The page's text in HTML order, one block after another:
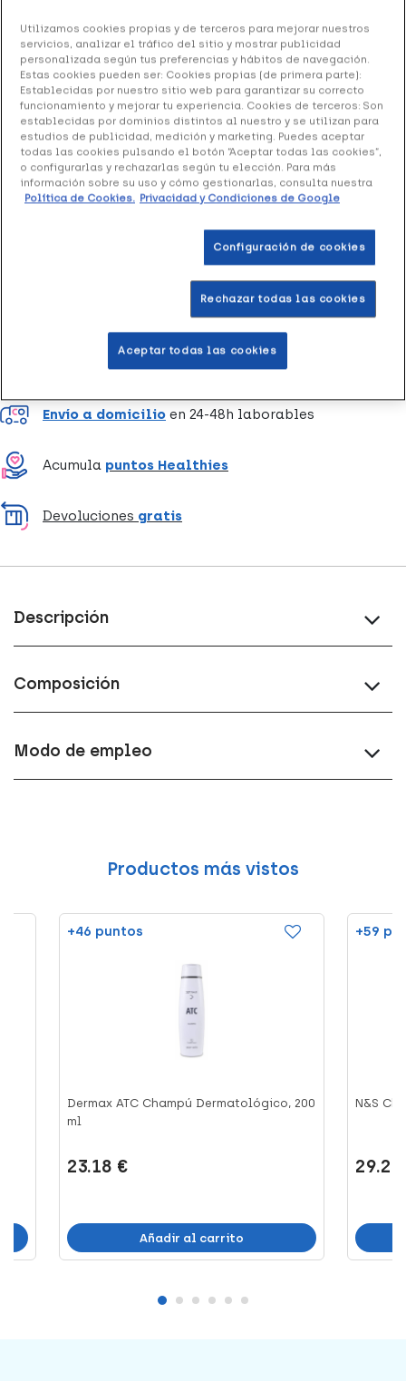
Sebacur DS Champú Anticaspa Intensivo, 125 ml
15.99 €
+ 32 puntos Healthies
Sebacur DS Champú Anti-Caspa Intensivo ha sido
formulado para el tratamiento de los estados
Envío a domicilio en 24-48h laborables
Acumula puntos Healthies
Devoluciones gratis
Descripción
Composición
Modo de empleo
Productos más vistos
+46 puntos
Dermax ATC Champú Dermatológico, 200
ml
23.18 €
Añadir al carrito
+59
N&S
Utilizamos cookies propias y de terceros para mejorar nuestros
servicios, analizar el tráfico del sitio y mostrar publicidad
personalizada según tus preferencias y hábitos de navegación.
Estas cookies pueden ser: Cookies propias (de primera parte):
Establecidas por nuestro sitio web para garantizar su correcto
funcionamiento y mejorar tu experiencia. Cookies de terceros: Son
establecidas por dominios distintos al nuestro y se utilizan para
estudios de publicidad, medición y marketing. Puedes aceptar
todas las cookies pulsando el botón “Aceptar todas las cookies”,
o configurarlas y rechazarlas según tu elección. Para más
información sobre su uso y cómo gestionarlas, consulta nuestra
Política de Cookies. Privacidad y Condiciones de Google
Configuración de cookies
Rechazar todas las cookies
Aceptar todas las cookies